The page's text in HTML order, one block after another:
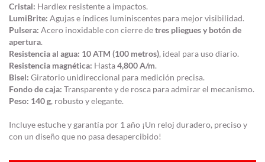
Cristal: Hardlex resistente a impactos.
LumiBrite: Agujas e índices luminiscentes para mejor visibilidad.
Pulsera: Acero inoxidable con cierre detres pliegues y botón de
apertura.
Resistencia al agua: 10 ATM (100 metros), ideal para uso diario.
Resistencia magnética: Hasta4,800 A/m.
Bisel: Giratorio unidireccional para medición precisa.
Fondo de caja: Transparente y de rosca para admirar el mecanismo.
Peso: 140 g, robusto y elegante.
Incluye estuche y garantía por 1 año ¡Un reloj duradero, preciso y
con un diseño que no pasa desapercibido!